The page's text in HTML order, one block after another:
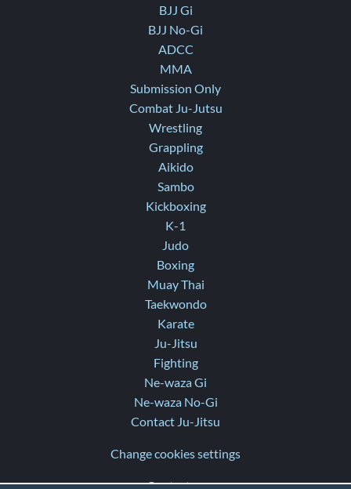
BJJ Gi
BJJ No-Gi
ADCC
MMA
Submission Only
Combat Ju-Jutsu
Wrestling
Grappling
Aikido
Sambo
Kickboxing
K-1
Judo
Boxing
Muay Thai
Taekwondo
Karate
Ju-Jitsu
Fighting
Ne-waza Gi
Ne-waza No-Gi
Contact Ju-Jitsu
Change cookies settings
Contact us